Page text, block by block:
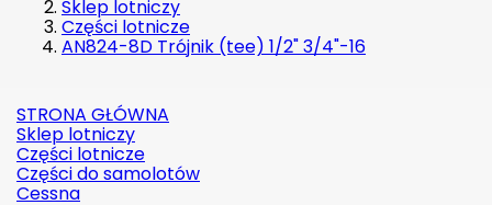
Sklep lotniczy
Części lotnicze
AN824-8D Trójnik (tee) 1/2" 3/4"-16
STRONA GŁÓWNA
Sklep lotniczy
Części lotnicze
Części do samolotów
Cessna